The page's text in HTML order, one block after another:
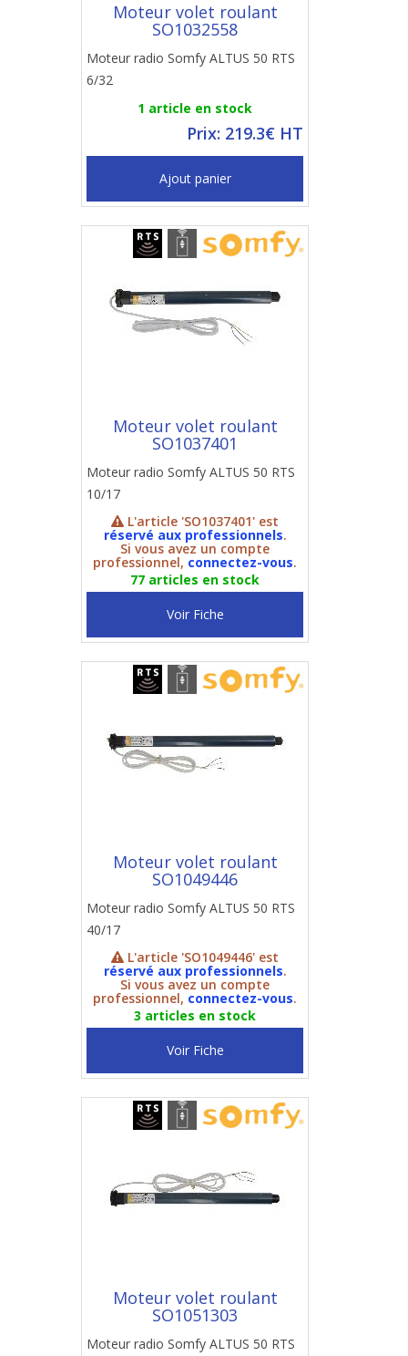
Moteur volet roulant
SO1032558
Moteur radio Somfy ALTUS 50 RTS
6/32
1 article en stock
Prix: 219.3€ HT
Ajout panier
Moteur volet roulant
SO1037401
Moteur radio Somfy ALTUS 50 RTS
10/17
L'article 'SO1037401' est
réservé aux professionnels.
Si vous avez un compte
professionnel, connectez-vous.
77 articles en stock
Voir Fiche
Moteur volet roulant
SO1049446
Moteur radio Somfy ALTUS 50 RTS
40/17
L'article 'SO1049446' est
réservé aux professionnels.
Si vous avez un compte
professionnel, connectez-vous.
3 articles en stock
Voir Fiche
Moteur volet roulant
SO1051303
Moteur radio Somfy ALTUS 50 RTS